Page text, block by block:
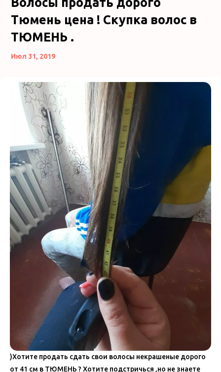
Тюмень цена ! Скупка волос в
ТЮМЕНЬ .
Июл 31, 2019
)Хотите продать сдать свои волосы некрашеные дорого
от 41 см в ТЮМЕНЬ ? Хотите подстричься ,но не знаете